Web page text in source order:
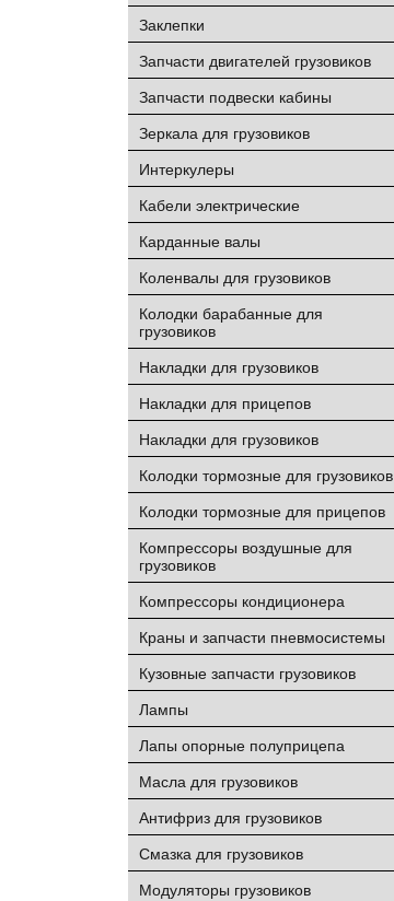
Заклепки
Запчасти двигателей грузовиков
Запчасти подвески кабины
Зеркала для грузовиков
Интеркулеры
Кабели электрические
Карданные валы
Коленвалы для грузовиков
Колодки барабанные для
грузовиков
Накладки для грузовиков
Накладки для прицепов
Накладки для грузовиков
Колодки тормозные для грузовиков
Колодки тормозные для прицепов
Компрессоры воздушные для
грузовиков
Компрессоры кондиционера
Краны и запчасти пневмосистемы
Кузовные запчасти грузовиков
Лампы
Лапы опорные полуприцепа
Масла для грузовиков
Антифриз для грузовиков
Смазка для грузовиков
Модуляторы грузовиков